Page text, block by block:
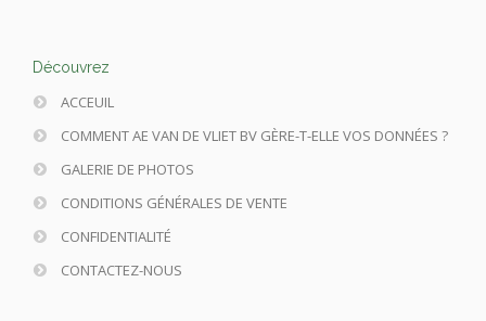
Découvrez
ACCEUIL
COMMENT AE VAN DE VLIET BV GÈRE-T-ELLE VOS DONNÉES ?
GALERIE DE PHOTOS
CONDITIONS GÉNÉRALES DE VENTE
CONFIDENTIALITÉ
CONTACTEZ-NOUS